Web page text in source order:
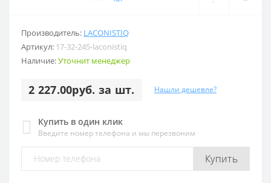
Производитель: LACONISTIQ
Артикул: 17-32-245-laconistiq
Наличие:Уточнит менеджер
2 227.00руб. за шт. Нашли дешевле?
Купить в один клик
Введите номер телефона и мы перезвоним
Купить